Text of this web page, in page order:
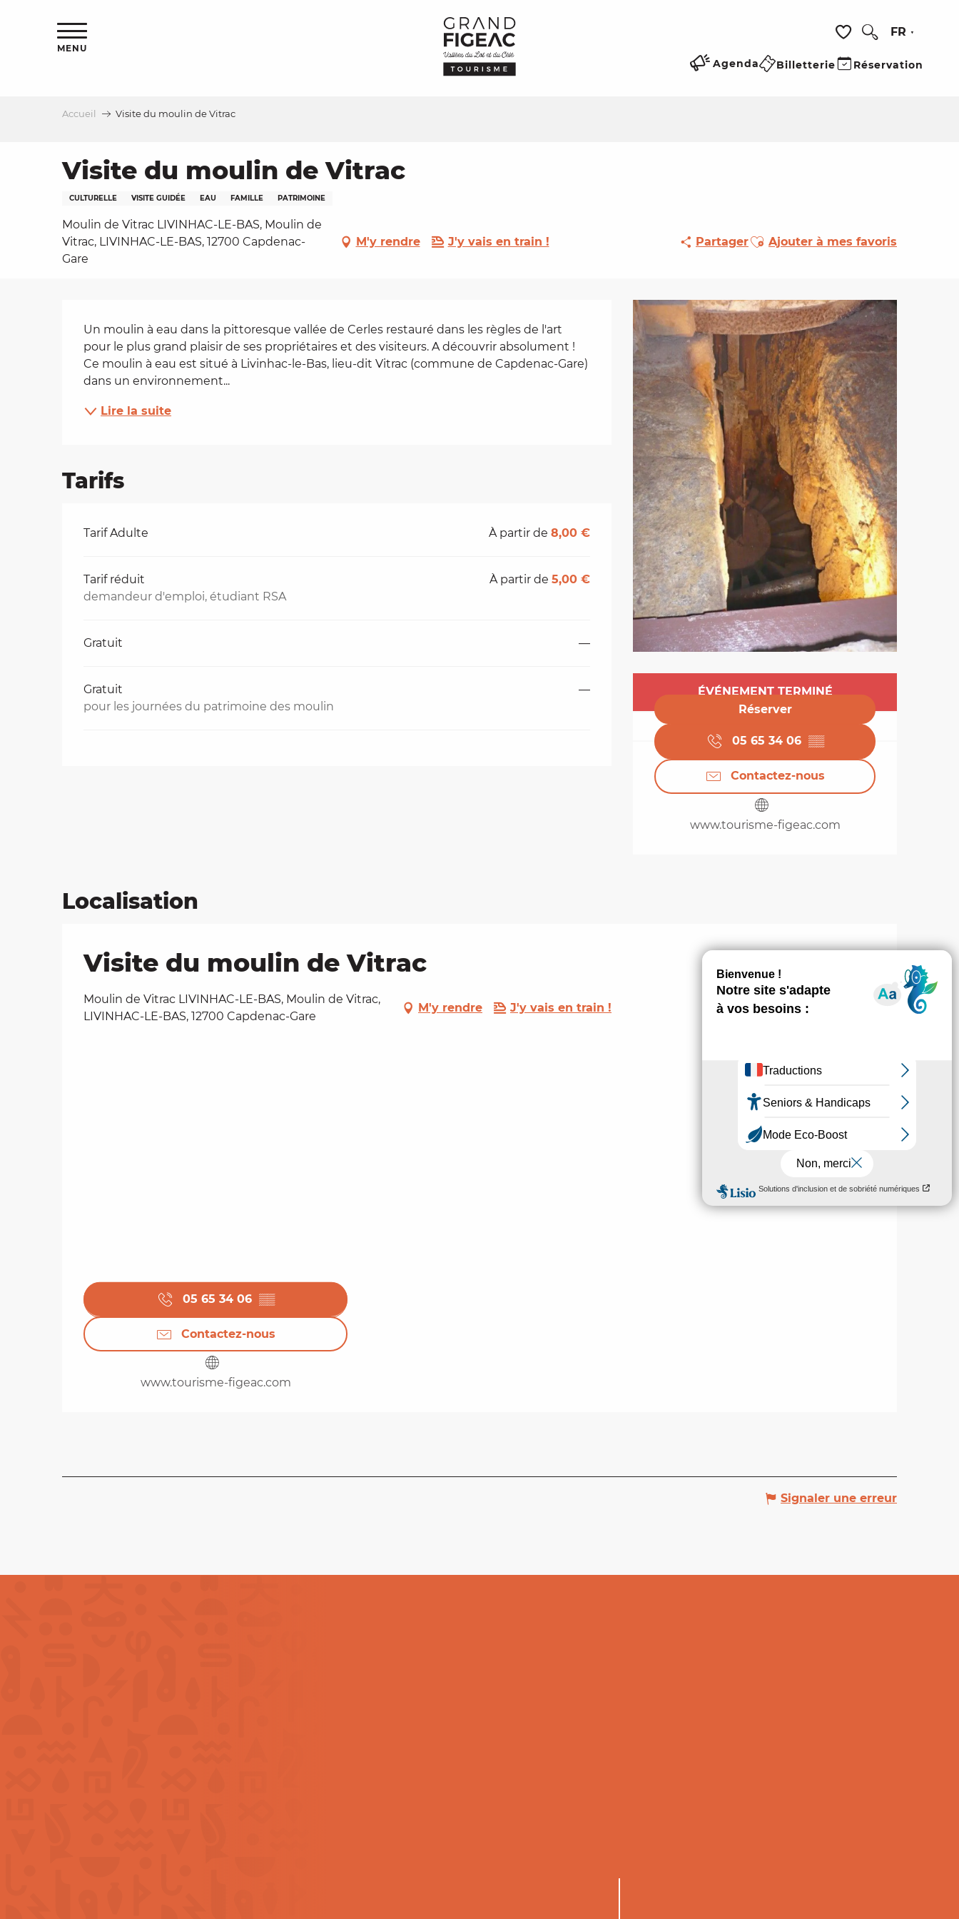
Voir les favoris
FR
MENU
Agenda Billetterie Réservation
Accueil Visite du moulin de Vitrac
Visite du moulin de Vitrac
CULTURELLE VISITE GUIDÉE EAU FAMILLE PATRIMOINE
Moulin de Vitrac LIVINHAC-LE-BAS, Moulin de
Vitrac, LIVINHAC-LE-BAS, 12700 Capdenac-
Gare
M'y rendre J'y vais en train ! PartagerAjouter aux favoris
Ajouter à mes favoris
Ouverture et
ÉVÉNEMENT TERMINÉ
Réserver
05 65 34 06 ▒▒
Contactez-nous
www.tourisme-figeac.com
Description
Un moulin à eau dans la pittoresque vallée de Cerles restauré dans les règles de l'art
pour le plus grand plaisir de ses propriétaires et des visiteurs. A découvrir absolument !
Ce moulin à eau est situé à Livinhac-le-Bas, lieu-dit Vitrac (commune de Capdenac-Gare)
dans un environnement...
Lire la suite
Tarifs
Tarifs 2026
Tarif Adulte À partir de8,00 €
Tarif réduit
demandeur d'emploi, étudiant RSA
À partir de5,00 €
Gratuit —
Gratuit
pour les journées du patrimoine des moulin
—
Localisation
Visite du moulin de Vitrac
Moulin de Vitrac LIVINHAC-LE-BAS, Moulin de Vitrac,
LIVINHAC-LE-BAS, 12700 Capdenac-Gare
M'y rendre J'y vais en train !
05 65 34 06 ▒▒
Contactez-nous
www.tourisme-figeac.com
Signaler une erreur